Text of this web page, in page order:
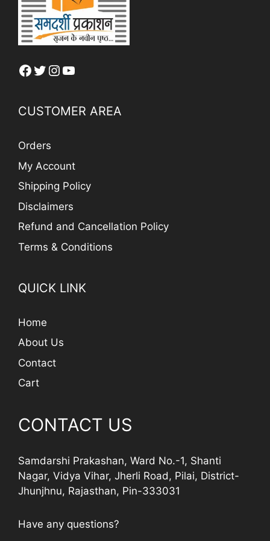
Facebook
Twitter
Instagram
YouTube
CUSTOMER AREA
Orders
My Account
Shipping Policy
Disclaimers
Refund and Cancellation Policy
Terms & Conditions
QUICK LINK
Home
About Us
Contact
Cart
CONTACT US
Samdarshi Prakashan, Ward No.-1, Shanti
Nagar, Vidya Vihar, Jherli Road, Pilai, District-
Jhunjhnu, Rajasthan, Pin-333031
Have any questions?